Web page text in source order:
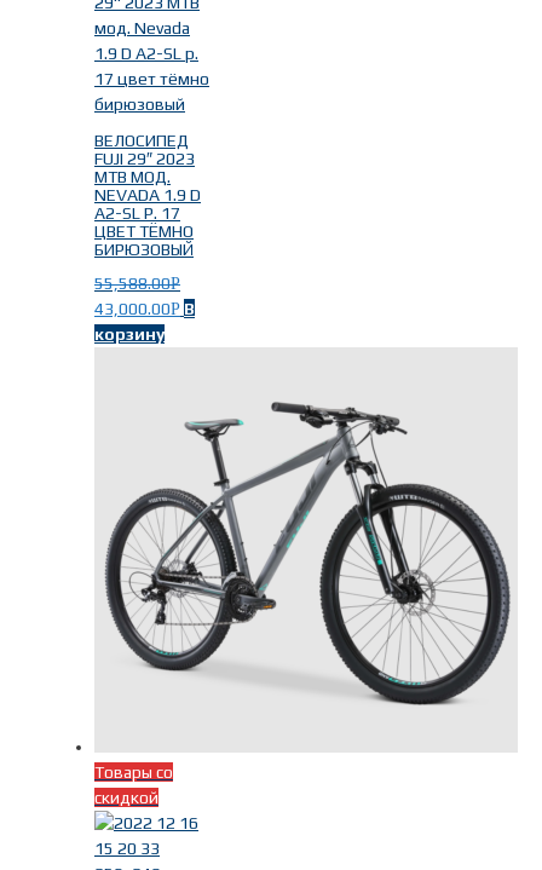
ВЕЛОСИПЕД
FUJI 29″ 2023
MTB МОД.
NEVADA 1.9 D
A2-SL Р. 17
ЦВЕТ ТЁМНО
БИРЮЗОВЫЙ
55,588.00Р
43,000.00Р В
корзину
Товары со
скидкой